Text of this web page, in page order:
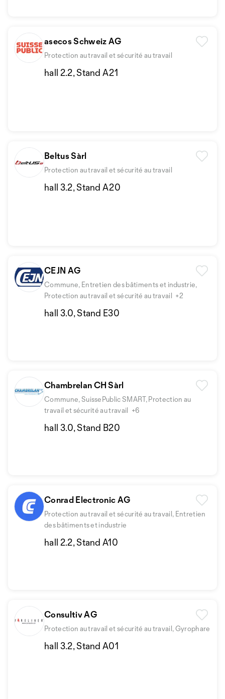
asecos Schweiz AG
Protection au travail et sécurité au travail
hall 2.2, Stand A21
Beltus Sàrl
Protection au travail et sécurité au travail
hall 3.2, Stand A20
CEJN AG
Commune, Entretien des bâtiments et industrie,
Protection au travail et sécurité au travail +2
hall 3.0, Stand E30
Chambrelan CH Sàrl
Commune, SuissePublic SMART, Protection au
travail et sécurité au travail +6
hall 3.0, Stand B20
Conrad Electronic AG
Protection au travail et sécurité au travail, Entretien
des bâtiments et industrie
hall 2.2, Stand A10
Consultiv AG
Protection au travail et sécurité au travail, Gyrophare
hall 3.2, Stand A01